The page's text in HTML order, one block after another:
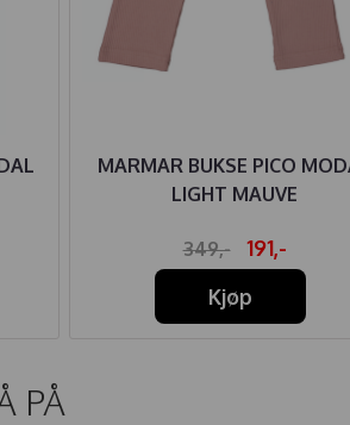
MARMAR BUKSE PICO
LIGHT MAUVE
349,-
191,-
Kjøp
PÅ